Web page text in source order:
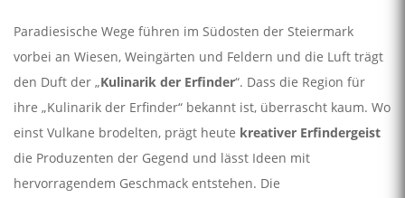
Paradiesische Wege führen im Südosten der Steiermark
vorbei an Wiesen, Weingärten und Feldern und die Luft trägt
den Duft der „Kulinarik der Erfinder“. Dass die Region für
ihre „Kulinarik der Erfinder“ bekannt ist, überrascht kaum. Wo
einst Vulkane brodelten, prägt heute kreativer Erfindergeist
die Produzenten der Gegend und lässt Ideen mit
hervorragendem Geschmack entstehen. Die